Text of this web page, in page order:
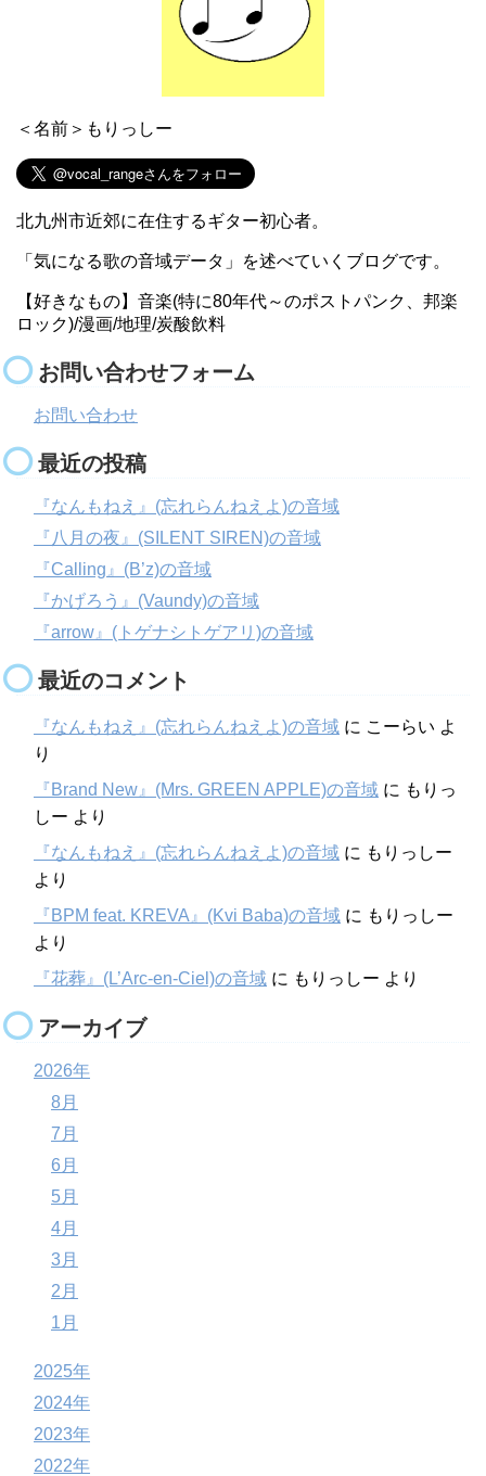
＜名前＞もりっしー
北九州市近郊に在住するギター初心者。
「気になる歌の音域データ」を述べていくブログです。
【好きなもの】音楽(特に80年代～のポストパンク、邦楽
ロック)/漫画/地理/炭酸飲料
お問い合わせフォーム
お問い合わせ
最近の投稿
『なんもねえ』(忘れらんねえよ)の音域
『八月の夜』(SILENT SIREN)の音域
『Calling』(B’z)の音域
『かげろう』(Vaundy)の音域
『arrow』(トゲナシトゲアリ)の音域
最近のコメント
『なんもねえ』(忘れらんねえよ)の音域 に こーらい よ
り
『Brand New』(Mrs. GREEN APPLE)の音域 に もりっ
しー より
『なんもねえ』(忘れらんねえよ)の音域 に もりっしー
より
『BPM feat. KREVA』(Kvi Baba)の音域 に もりっしー
より
『花葬』(L’Arc-en-Ciel)の音域 に もりっしー より
アーカイブ
2026年
8月
7月
6月
5月
4月
3月
2月
1月
2025年
2024年
2023年
2022年